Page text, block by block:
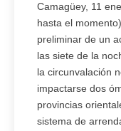
Camagüey, 11
hasta el
preliminar de un
las siete de la
la circunvalación
impactarse dos
provincias
sistema de